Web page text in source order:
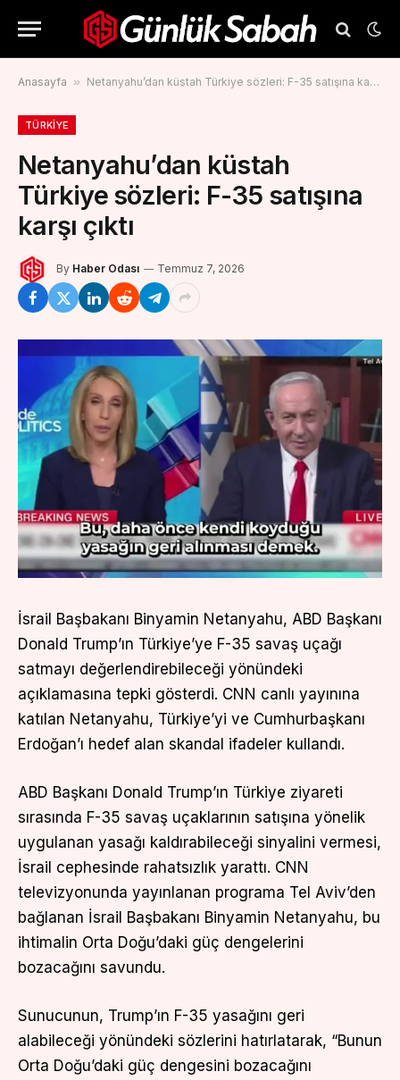
Anasayfa » Netanyahu’dan küstah Türkiye sözleri: F-35 satışına karşı çıktı
TÜRKIYE
Netanyahu’dan küstah
Türkiye sözleri: F-35 satışına
karşı çıktı
By Haber Odası Temmuz 7, 2026
İsrail Başbakanı Binyamin Netanyahu, ABD Başkanı
Donald Trump’ın Türkiye’ye F-35 savaş uçağı
satmayı değerlendirebileceği yönündeki
açıklamasına tepki gösterdi. CNN canlı yayınına
katılan Netanyahu, Türkiye’yi ve Cumhurbaşkanı
Erdoğan’ı hedef alan skandal ifadeler kullandı.
ABD Başkanı Donald Trump’ın Türkiye ziyareti
sırasında F-35 savaş uçaklarının satışına yönelik
uygulanan yasağı kaldırabileceği sinyalini vermesi,
İsrail cephesinde rahatsızlık yarattı. CNN
televizyonunda yayınlanan programa Tel Aviv’den
bağlanan İsrail Başbakanı Binyamin Netanyahu, bu
ihtimalin Orta Doğu’daki güç dengelerini
bozacağını savundu.
Sunucunun, Trump’ın F-35 yasağını geri
alabileceği yönündeki sözlerini hatırlatarak, “Bunun
Orta Doğu’daki güç dengesini bozacağını